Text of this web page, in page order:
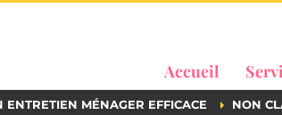
Accueil
MÉNAGER EFFICACE NON